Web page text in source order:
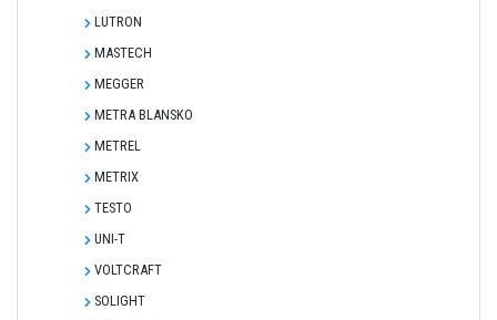
LUTRON
MASTECH
MEGGER
METRA BLANSKO
METREL
METRIX
TESTO
UNI-T
VOLTCRAFT
SOLIGHT